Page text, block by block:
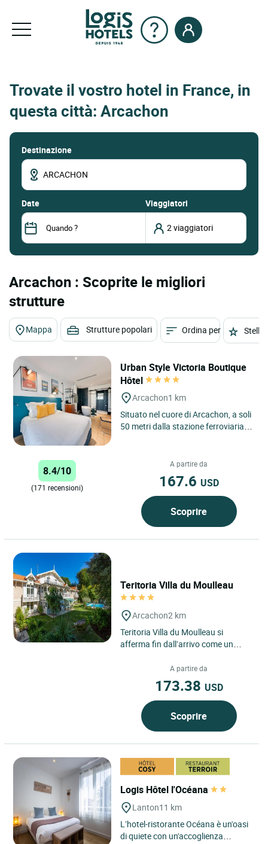
Trovate il vostro hotel in France, in
questa città: Arcachon
Destinazione
date Viaggiatori
Arcachon : Scoprite le migliori
strutture
Mappa Strutture popolari Ordina per Stelle
Urban Style Victoria Boutique
Hôtel
Arcachon1 km
Situato nel cuore di Arcachon, a soli
50 metri dalla stazione ferroviaria e
8.4/10
(171 recensioni)
A partire da
167.6 USD
Scoprire
Teritoria Villa du Moulleau
Arcachon2 km
Teritoria Villa du Moulleau si
afferma fin dall’arrivo come un
bacino di Arcachon, situato...
A partire da
173.38 USD
Scoprire
Logis Hôtel l'Océana
Lanton11 km
L’hotel-ristorante Océana è un'oasi
di quiete con un'accoglienza